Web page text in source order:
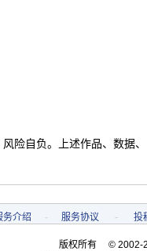
险自负。上述作品、数据
务介绍 - 服务协议 - 投
版权所有 © 2002-